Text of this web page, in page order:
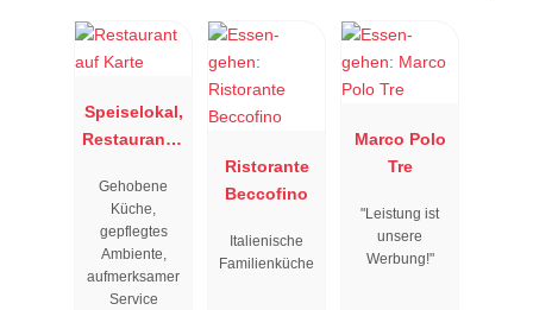
Speiselokal,
Restaurant "
"
Gehobene
Küche,
gepflegtes
Ambiente,
aufmerksamer
Service
Ristorante
Beccofino
Italienische
Familienküche
Marco Polo
Tre
"Leistung ist
unsere
Werbung!"